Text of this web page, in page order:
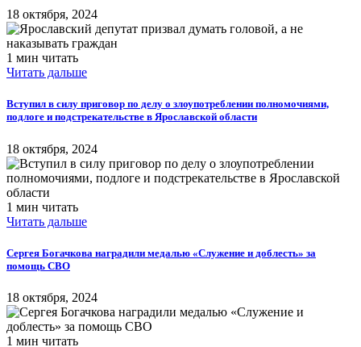
18 октября, 2024
1 мин читать
Читать дальше
Вступил в силу приговор по делу о злоупотреблении полномочиями,
подлоге и подстрекательстве в Ярославской области
18 октября, 2024
1 мин читать
Читать дальше
Сергея Богачкова наградили медалью «Служение и доблесть» за
помощь СВО
18 октября, 2024
1 мин читать